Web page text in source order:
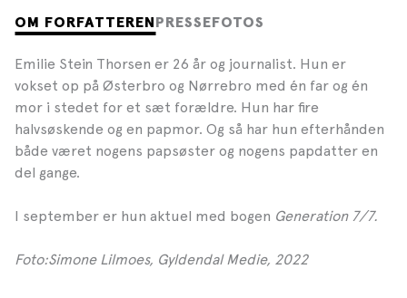
OM FORFATTERENPRESSEFOTOS
Emilie Stein Thorsen er 26 år og journalist. Hun er
vokset op på Østerbro og Nørrebro med én far og én
mor i stedet for et sæt forældre. Hun har fire
halvsøskende og en papmor. Og så har hun efterhånden
både været nogens papsøster og nogens papdatter en
del gange.
I september er hun aktuel med bogen Generation 7/7.
Foto:Simone Lilmoes, Gyldendal Medie, 2022